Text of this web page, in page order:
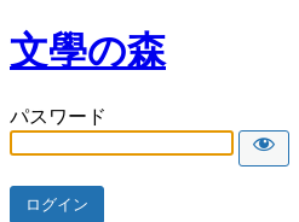
文學の森
パスワード